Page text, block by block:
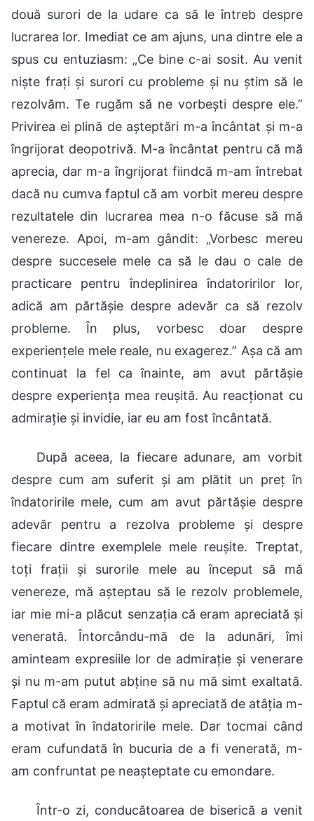
două surori de la udare ca să le întreb despre
lucrarea lor. Imediat ce am ajuns, una dintre ele a
spus cu entuziasm: „Ce bine c-ai sosit. Au venit
niște frați și surori cu probleme și nu știm să le
rezolvăm. Te rugăm să ne vorbești despre ele.”
Privirea ei plină de așteptări m-a încântat și m-a
îngrijorat deopotrivă. M-a încântat pentru că mă
aprecia, dar m-a îngrijorat fiindcă m-am întrebat
dacă nu cumva faptul că am vorbit mereu despre
rezultatele din lucrarea mea n-o făcuse să mă
venereze. Apoi, m-am gândit: „Vorbesc mereu
despre succesele mele ca să le dau o cale de
practicare pentru îndeplinirea îndatoririlor lor,
adică am părtășie despre adevăr ca să rezolv
probleme. În plus, vorbesc doar despre
experiențele mele reale, nu exagerez.” Așa că am
continuat la fel ca înainte, am avut părtășie
despre experiența mea reușită. Au reacționat cu
admirație și invidie, iar eu am fost încântată.
După aceea, la fiecare adunare, am vorbit
despre cum am suferit și am plătit un preț în
îndatoririle mele, cum am avut părtășie despre
adevăr pentru a rezolva probleme și despre
fiecare dintre exemplele mele reușite. Treptat,
toți frații și surorile mele au început să mă
venereze, mă așteptau să le rezolv problemele,
iar mie mi-a plăcut senzația că eram apreciată și
venerată. Întorcându-mă de la adunări, îmi
aminteam expresiile lor de admirație și venerare
și nu m-am putut abține să nu mă simt exaltată.
Faptul că eram admirată și apreciată de atâția m-
a motivat în îndatoririle mele. Dar tocmai când
eram cufundată în bucuria de a fi venerată, m-
am confruntat pe neașteptate cu emondare.
Într-o zi, conducătoarea de biserică a venit